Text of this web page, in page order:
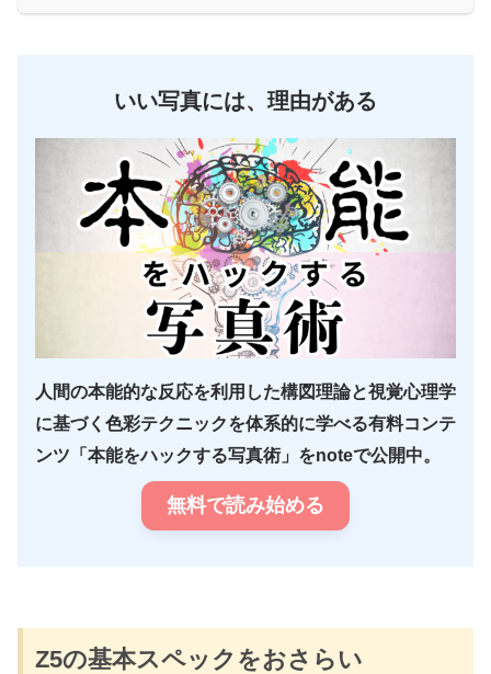
いい写真には、理由がある
人間の本能的な反応を利用した構図理論と視覚心理学
に基づく色彩テクニックを体系的に学べる有料コンテ
ンツ「本能をハックする写真術」をnoteで公開中。
無料で読み始める
Z5の基本スペックをおさらい